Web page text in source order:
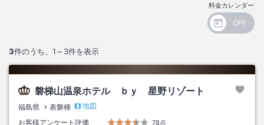
料金カレンダー
3件のうち、 1～3件を表示
磐梯山温泉ホテル ｂｙ 星野リゾート
福島県 表磐梯
地図
お客様アンケート評価
78点